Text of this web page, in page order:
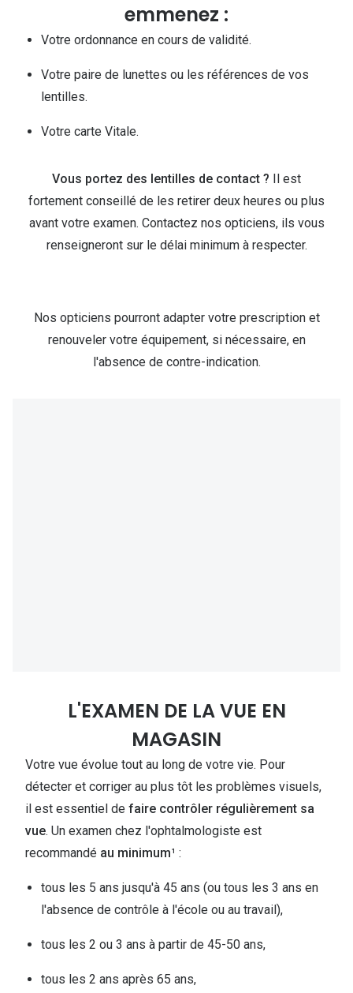
La santé
Tous nos
emmenez :
Votre ordonnance en cours de validité.
Votre paire de lunettes ou les références de vos
lentilles.
Votre carte Vitale.
Vous portez des lentilles de contact ? Il est
fortement conseillé de les retirer deux heures ou plus
avant votre examen. Contactez nos opticiens, ils vous
renseigneront sur le délai minimum à respecter.
Nos opticiens pourront adapter votre prescription et
renouveler votre équipement, si nécessaire, en
l'absence de contre-indication.
L'EXAMEN DE LA VUE EN
MAGASIN
Votre vue évolue tout au long de votre vie. Pour
détecter et corriger au plus tôt les problèmes visuels,
il est essentiel de faire contrôler régulièrement sa
vue. Un examen chez l'ophtalmologiste est
recommandé au minimum¹ :
tous les 5 ans jusqu'à 45 ans (ou tous les 3 ans en
l'absence de contrôle à l'école ou au travail),
tous les 2 ou 3 ans à partir de 45-50 ans,
tous les 2 ans après 65 ans,